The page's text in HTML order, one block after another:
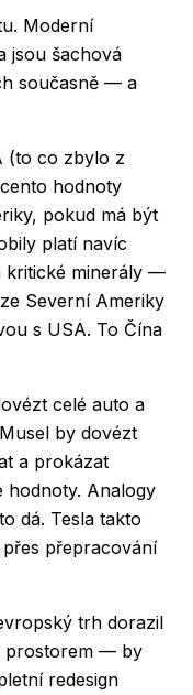
Moderní
jsou šachová
současně — a
(to co zbylo z
hodnoty
pokud má být
platí navíc
kritické minerály —
Severní Ameriky
s USA. To Čína
celé auto a
by dovézt
a prokázat
hodnoty. Analogy
dá. Tesla takto
přepracování
trh dorazil
prostorem — by
redesign